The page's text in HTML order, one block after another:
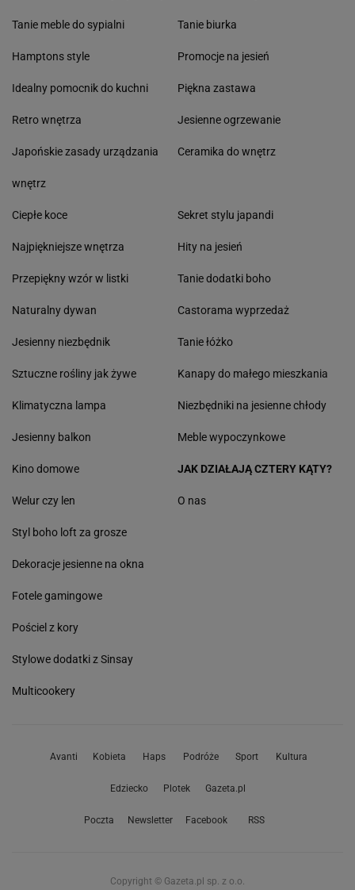
Tanie meble do sypialni
Hamptons style
Idealny pomocnik do kuchni
Retro wnętrza
Japońskie zasady urządzania
wnętrz
Tanie biurka
Promocje na jesień
Piękna zastawa
Jesienne ogrzewanie
Ceramika do wnętrz
Ciepłe koce
Najpiękniejsze wnętrza
Przepiękny wzór w listki
Naturalny dywan
Jesienny niezbędnik
Sztuczne rośliny jak żywe
Klimatyczna lampa
Jesienny balkon
Sekret stylu japandi
Hity na jesień
Tanie dodatki boho
Castorama wyprzedaż
Tanie łóżko
Kanapy do małego mieszkania
Niezbędniki na jesienne chłody
Meble wypoczynkowe
Kino domowe
Welur czy len
Styl boho loft za grosze
Dekoracje jesienne na okna
Fotele gamingowe
Pościel z kory
Stylowe dodatki z Sinsay
Multicookery
JAK DZIAŁAJĄ CZTERY KĄTY?
O nas
Avanti Kobieta Haps Podróże Sport Kultura
Edziecko Plotek Gazeta.pl
Poczta Newsletter Facebook RSS
Copyright © Gazeta.pl sp. z o.o.